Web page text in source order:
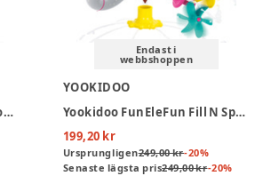
Yookidoo Peek-A-Bee Tub Flower
Endast i
webbshoppen
YOOKIDOO
Yookidoo FunEleFun Fill N Sprinkle - Grå
199,20 kr
Ursprungligen249,00 kr-20%
Senaste lägsta pris249,00 kr-20%